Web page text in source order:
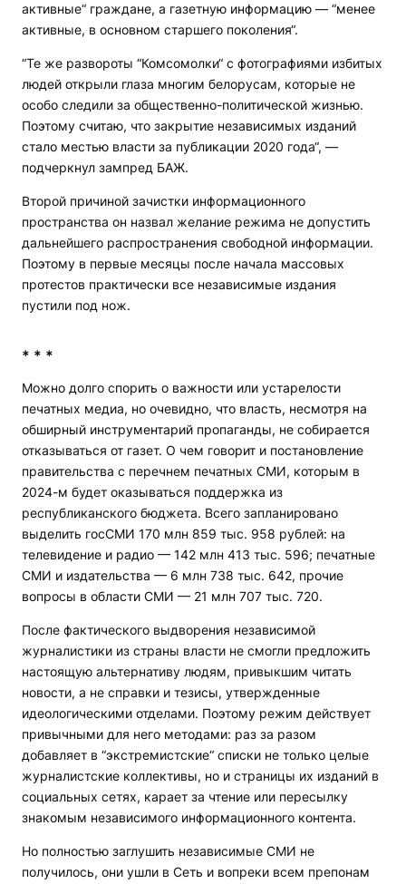
активные“ граждане, а газетную информацию — “менее
активные, в основном старшего поколения“.
“Те же развороты “Комсомолки“ с фотографиями избитых
людей открыли глаза многим белорусам, которые не
особо следили за общественно-политической жизнью.
Поэтому считаю, что закрытие независимых изданий
стало местью власти за публикации 2020 года“, —
подчеркнул зампред БАЖ.
Второй причиной зачистки информационного
пространства он назвал желание режима не допустить
дальнейшего распространения свободной информации.
Поэтому в первые месяцы после начала массовых
протестов практически все независимые издания
пустили под нож.
* * *
Можно долго спорить о важности или устарелости
печатных медиа, но очевидно, что власть, несмотря на
обширный инструментарий пропаганды, не собирается
отказываться от газет. О чем говорит и постановление
правительства с перечнем печатных СМИ, которым в
2024-м будет оказываться поддержка из
республиканского бюджета. Всего запланировано
выделить госСМИ 170 млн 859 тыс. 958 рублей: на
телевидение и радио — 142 млн 413 тыс. 596; печатные
СМИ и издательства — 6 млн 738 тыс. 642, прочие
вопросы в области СМИ — 21 млн 707 тыс. 720.
После фактического выдворения независимой
журналистики из страны власти не смогли предложить
настоящую альтернативу людям, привыкшим читать
новости, а не справки и тезисы, утвержденные
идеологическими отделами. Поэтому режим действует
привычными для него методами: раз за разом
добавляет в “экстремистские“ списки не только целые
журналистские коллективы, но и страницы их изданий в
социальных сетях, карает за чтение или пересылку
знакомым независимого информационного контента.
Но полностью заглушить независимые СМИ не
получилось, они ушли в Сеть и вопреки всем препонам